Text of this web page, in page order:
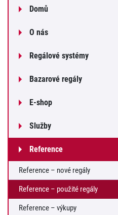
Domů
O nás
Regálové systémy
Bazarové regály
E-shop
Služby
Reference
Reference – nové regály
Reference – použité regály
Reference – výkupy